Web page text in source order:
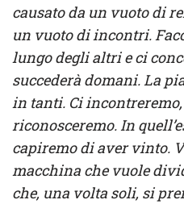
causato da un vuoto di
un vuoto di incontri.
lungo degli altri e ci
succederà domani. La
in tanti. Ci
riconosceremo. In
capiremo di aver vinto.
macchina che vuole
che, una volta soli, si